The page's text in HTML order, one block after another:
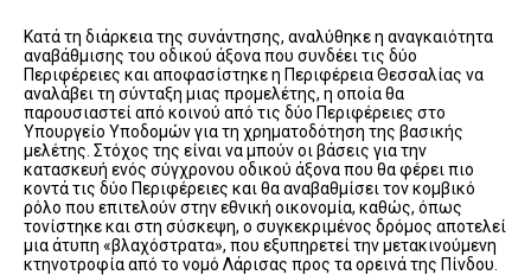
Κατά τη διάρκεια της συνάντησης, αναλύθηκε η αναγκαιότητα
αναβάθμισης του οδικού άξονα που συνδέει τις δύο
Περιφέρειες και αποφασίστηκε η Περιφέρεια Θεσσαλίας να
αναλάβει τη σύνταξη μιας προμελέτης, η οποία θα
παρουσιαστεί από κοινού από τις δύο Περιφέρειες στο
Υπουργείο Υποδομών για τη χρηματοδότηση της βασικής
μελέτης. Στόχος της είναι να μπούν οι βάσεις για την
κατασκευή ενός σύγχρονου οδικού άξονα που θα φέρει πιο
κοντά τις δύο Περιφέρειες και θα αναβαθμίσει τον κομβικό
ρόλο που επιτελούν στην εθνική οικονομία, καθώς, όπως
τονίστηκε και στη σύσκεψη, ο συγκεκριμένος δρόμος αποτελεί
μια άτυπη «βλαχόστρατα», που εξυπηρετεί την μετακινούμενη
κτηνοτροφία από το νομό Λάρισας προς τα ορεινά της Πίνδου.